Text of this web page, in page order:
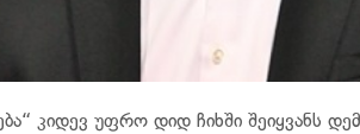
კიდევ უფრო დიდ ჩიხში შეიყვანს